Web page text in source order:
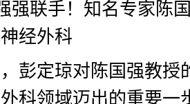
彭定琼对陈国强教授
科领域迈出的重要